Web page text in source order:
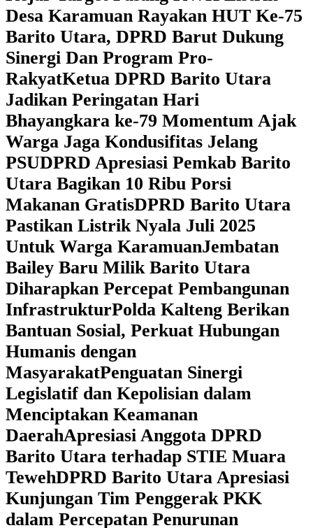
Desa Karamuan Rayakan HUT Ke-75
Barito Utara, DPRD Barut Dukung
Sinergi Dan Program Pro-
RakyatKetua DPRD Barito Utara
Jadikan Peringatan Hari
Bhayangkara ke-79 Momentum Ajak
Warga Jaga Kondusifitas Jelang
PSUDPRD Apresiasi Pemkab Barito
Utara Bagikan 10 Ribu Porsi
Makanan GratisDPRD Barito Utara
Pastikan Listrik Nyala Juli 2025
Untuk Warga KaramuanJembatan
Bailey Baru Milik Barito Utara
Diharapkan Percepat Pembangunan
InfrastrukturPolda Kalteng Berikan
Bantuan Sosial, Perkuat Hubungan
Humanis dengan
MasyarakatPenguatan Sinergi
Legislatif dan Kepolisian dalam
Menciptakan Keamanan
DaerahApresiasi Anggota DPRD
Barito Utara terhadap STIE Muara
TewehDPRD Barito Utara Apresiasi
Kunjungan Tim Penggerak PKK
dalam Percepatan Penurunan